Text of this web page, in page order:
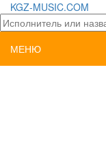
KGZ-MUSIC.COM
МЕНЮ